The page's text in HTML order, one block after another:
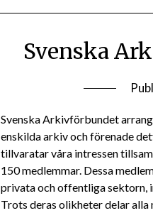
Svenska
Svenska Arkivförbundet
enskilda arkiv och förenade
tillvaratar våra intressen
150 medlemmar. Dessa
privata och offentliga sektorn,
Trots deras olikheter delar alla